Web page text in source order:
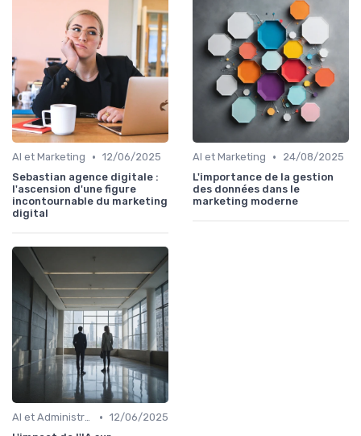
AI et Marketing • 12/06/2025
Sebastian agence digitale :
l'ascension d'une figure
incontournable du marketing
digital
AI et Marketing •
24/08/2025
L'importance de la gestion
des données dans le
marketing moderne
AI et Administration • 12/06/2025